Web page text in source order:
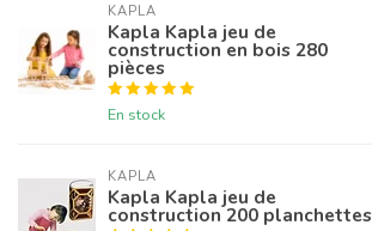
KAPLA
Kapla Kapla jeu de
construction en bois 280
pièces
En stock
KAPLA
Kapla Kapla jeu de
construction 200 planchettes